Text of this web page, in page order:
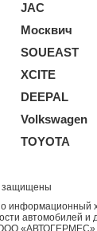
JAC
Москвич
SOUEAST
XCITE
DEEPAL
Volkswagen
TOYOTA
защищены
информационный
автомобилей и
«АВТОГЕРМЕС»